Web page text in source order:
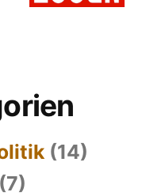
(14)
(7)